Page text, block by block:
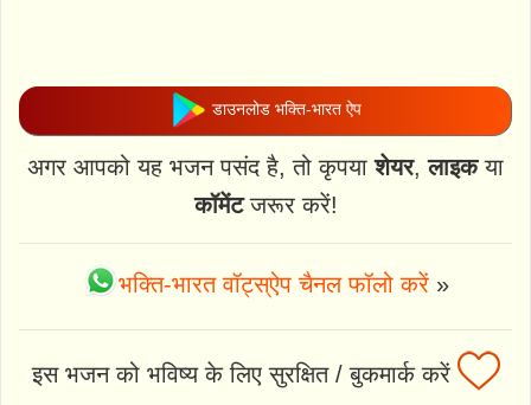
डाउनलोड भक्ति-भारत ऐप
अगर आपको यह भजन पसंद है, तो कृपयाशेयर,लाइकया
कॉमेंटजरूर करें!
भक्ति-भारत वॉट्स्ऐप चैनल फॉलो करें»
इस भजन को भविष्य के लिए सुरक्षित / बुकमार्क करें